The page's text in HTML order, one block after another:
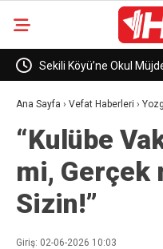
Sekili Köyü’ne Okul
Ana Sayfa › Vefat Haberleri ›
“Kulübe
mi, Gerçek
Sizin!”
Giriş: 02-06-2026 10:03